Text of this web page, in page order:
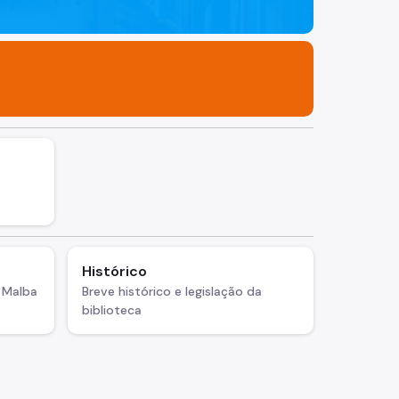
Histórico
Breve histórico e legislação da
biblioteca